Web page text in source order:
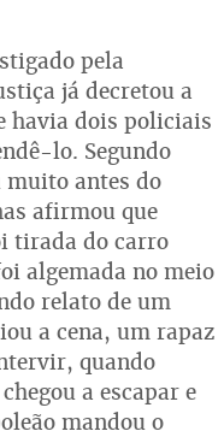
pela
já decretou a
havia dois policiais
lo. Segundo
antes do
afirmou que
tirada do carro
algemada no meio
relato de um
a cena, um rapaz
quando
a escapar e
mandou o